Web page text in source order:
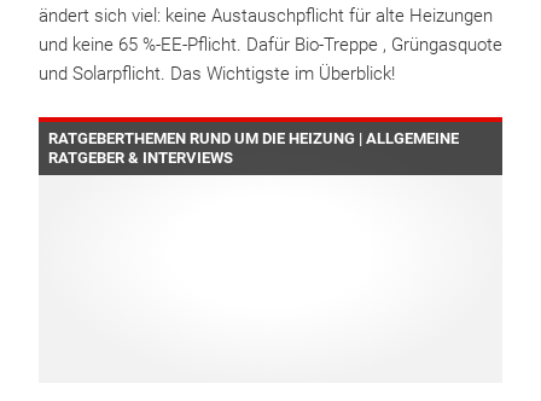
ändert sich viel: keine Austauschpflicht für alte Heizungen
und keine 65 %-EE-Pflicht. Dafür Bio-Treppe , Grüngasquote
und Solarpflicht. Das Wichtigste im Überblick!
RATGEBERTHEMEN RUND UM DIE HEIZUNG | ALLGEMEINE
RATGEBER & INTERVIEWS